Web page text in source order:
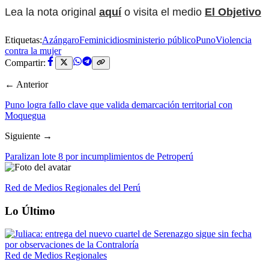
Lea la nota original aquío visita el medio El Objetivo
Etiquetas:AzángaroFeminicidiosministerio públicoPunoViolencia
contra la mujer
Compartir:
← Anterior
Puno logra fallo clave que valida demarcación territorial con
Moquegua
Siguiente →
Paralizan lote 8 por incumplimientos de Petroperú
Red de Medios Regionales del Perú
Lo Último
Red de Medios Regionales